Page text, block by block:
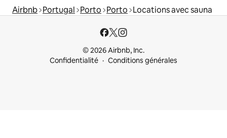
Airbnb Portugal Porto Porto Locations avec sauna
© 2026 Airbnb, Inc.
Confidentialité
Conditions générales